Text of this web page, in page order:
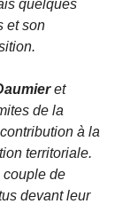
quelques
et son
et
de la
à la
territoriale.
couple de
devant leur